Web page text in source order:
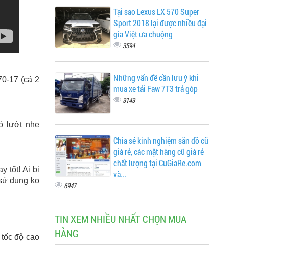
17 (cả 2
lướt nhẹ
tốt! Ai bị
dụng ko
độ cao
Tại sao Lexus LX 570 Super
Sport 2018 lại được nhiều đại
gia Việt ưa chuộng
3594
Những vấn đề cần lưu ý khi
mua xe tải Faw 7T3 trả góp
3143
Chia sẻ kinh nghiệm săn đồ cũ
giá rẻ, các mặt hàng cũ giá rẻ
chất lượng tại CuGiaRe.com
và...
6947
TIN XEM NHIỀU NHẤT CHỌN MUA
HÀNG